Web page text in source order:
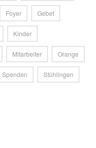
Foyer Gebet
Kinder
Mitarbeiter Orange
Spenden Stühlingen